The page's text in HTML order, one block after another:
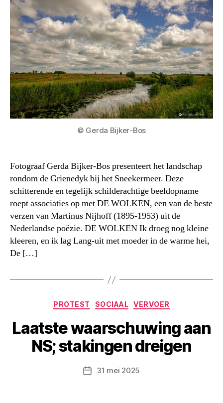
© Gerda Bijker-Bos
Fotograaf Gerda Bijker-Bos presenteert het landschap
rondom de Grienedyk bij het Sneekermeer. Deze
schitterende en tegelijk schilderachtige beeldopname
roept associaties op met DE WOLKEN, een van de beste
verzen van Martinus Nijhoff (1895-1953) uit de
Nederlandse poëzie. DE WOLKEN Ik droeg nog kleine
kleeren, en ik lag Lang-uit met moeder in de warme hei,
De […]
Categorieën
PROTEST SOCIAAL VERVOER
Laatste waarschuwing aan
NS; stakingen dreigen
Berichtdatum
31 mei 2025